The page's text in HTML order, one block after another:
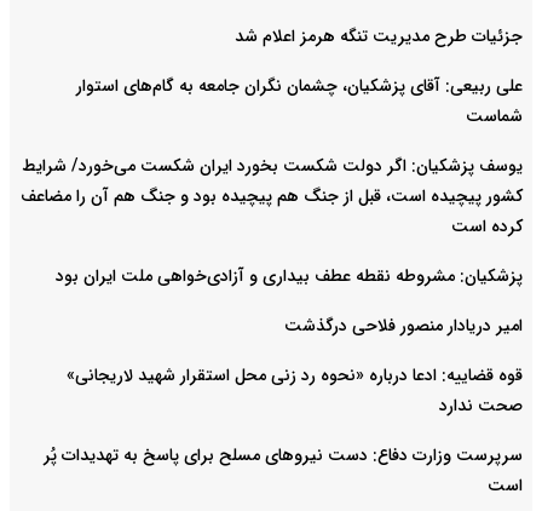
جزئیات طرح مدیریت تنگه هرمز اعلام شد
علی ربیعی: آقای پزشکیان، چشمان نگران جامعه به گام‌های استوار
شماست
یوسف پزشکیان: اگر دولت شکست بخورد ایران شکست می‌خورد/ شرایط
کشور پیچیده است، قبل از جنگ هم پیچیده بود و جنگ هم آن را مضاعف‌
کرده است
پزشکیان: مشروطه نقطه عطف بیداری و آزادی‌خواهی ملت ایران بود
امیر دریادار منصور فلاحی درگذشت
قوه قضاییه: ادعا درباره «نحوه رد زنی محل استقرار شهید لاریجانی»
صحت ندارد
سرپرست وزارت دفاع: دست نیروهای مسلح برای پاسخ به تهدیدات پُر
است